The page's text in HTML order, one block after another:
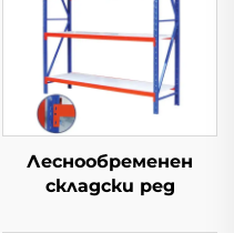
Леснообременен
складски ред